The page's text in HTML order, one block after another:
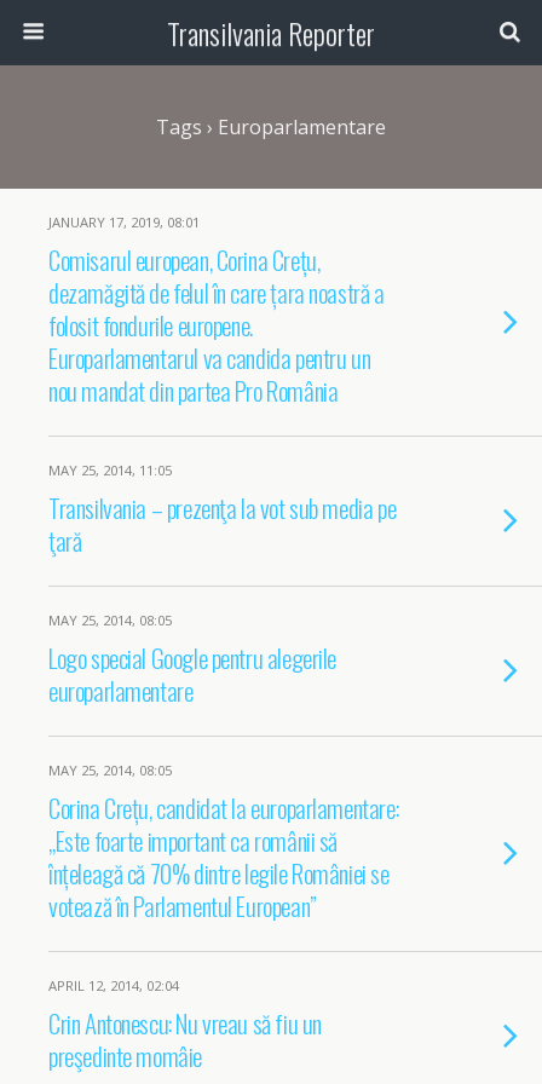
Transilvania Reporter
Tags › Europarlamentare
JANUARY 17, 2019, 08:01
Comisarul european, Corina Crețu,
dezamăgită de felul în care țara noastră a
folosit fondurile europene.
Europarlamentarul va candida pentru un
nou mandat din partea Pro România
MAY 25, 2014, 11:05
Transilvania – prezenţa la vot sub media pe
ţară
MAY 25, 2014, 08:05
Logo special Google pentru alegerile
europarlamentare
MAY 25, 2014, 08:05
Corina Crețu, candidat la europarlamentare:
„Este foarte important ca românii să
înțeleagă că 70% dintre legile României se
votează în Parlamentul European”
APRIL 12, 2014, 02:04
Crin Antonescu: Nu vreau să fiu un
preşedinte momâie